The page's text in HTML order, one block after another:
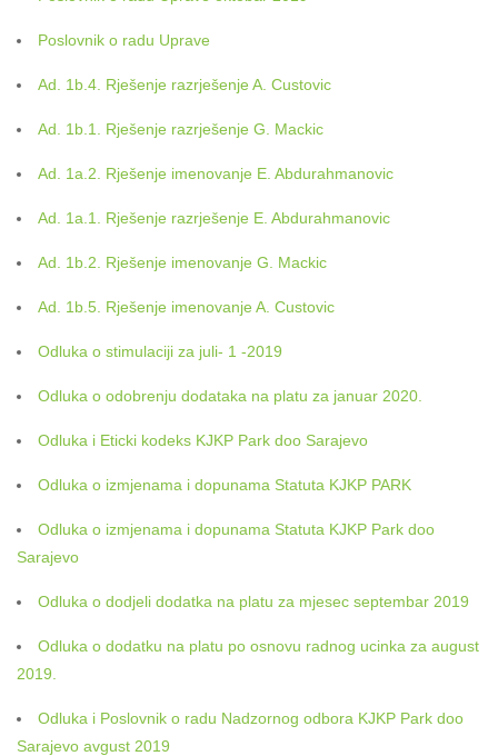
Poslovnik o radu Uprave
Ad. 1b.4. Rješenje razrješenje A. Custovic
Ad. 1b.1. Rješenje razrješenje G. Mackic
Ad. 1a.2. Rješenje imenovanje E. Abdurahmanovic
Ad. 1a.1. Rješenje razrješenje E. Abdurahmanovic
Ad. 1b.2. Rješenje imenovanje G. Mackic
Ad. 1b.5. Rješenje imenovanje A. Custovic
Odluka o stimulaciji za juli- 1 -2019
Odluka o odobrenju dodataka na platu za januar 2020.
Odluka i Eticki kodeks KJKP Park doo Sarajevo
Odluka o izmjenama i dopunama Statuta KJKP PARK
Odluka o izmjenama i dopunama Statuta KJKP Park doo
Sarajevo
Odluka o dodjeli dodatka na platu za mjesec septembar 2019
Odluka o dodatku na platu po osnovu radnog ucinka za august
2019.
Odluka i Poslovnik o radu Nadzornog odbora KJKP Park doo
Sarajevo avgust 2019